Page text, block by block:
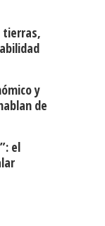
tierras,
y
de
el